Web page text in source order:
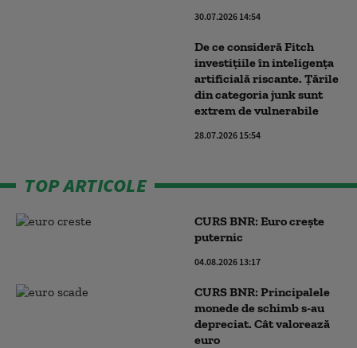
30.07.2026 14:54
De ce consideră Fitch
investițiile în inteligența
artificială riscante. Țările
din categoria junk sunt
extrem de vulnerabile
28.07.2026 15:54
TOP ARTICOLE
CURS BNR: Euro crește
puternic
04.08.2026 13:17
CURS BNR: Principalele
monede de schimb s-au
depreciat. Cât valorează
euro